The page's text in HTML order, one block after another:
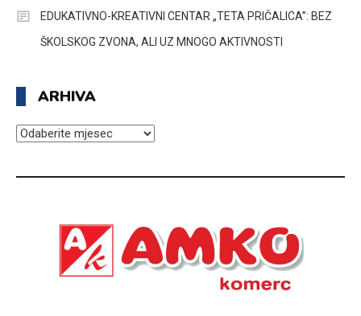
EDUKATIVNO-KREATIVNI CENTAR „TETA PRIČALICA”: BEZ
ŠKOLSKOG ZVONA, ALI UZ MNOGO AKTIVNOSTI
ARHIVA
ARHIVA